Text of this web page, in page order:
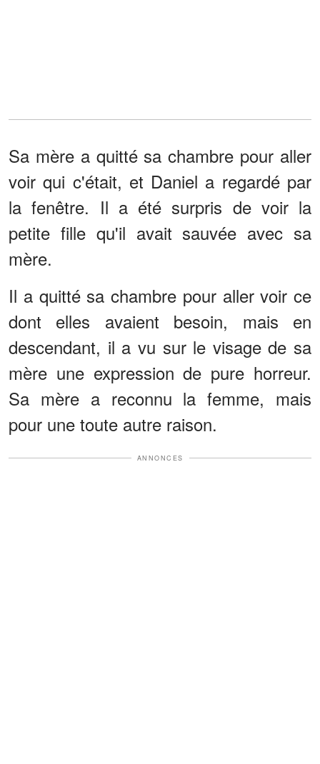
Sa mère a quitté sa chambre pour aller
voir qui c'était, et Daniel a regardé par
la fenêtre. Il a été surpris de voir la
petite fille qu'il avait sauvée avec sa
mère.
Il a quitté sa chambre pour aller voir ce
dont elles avaient besoin, mais en
descendant, il a vu sur le visage de sa
mère une expression de pure horreur.
Sa mère a reconnu la femme, mais
pour une toute autre raison.
ANNONCES